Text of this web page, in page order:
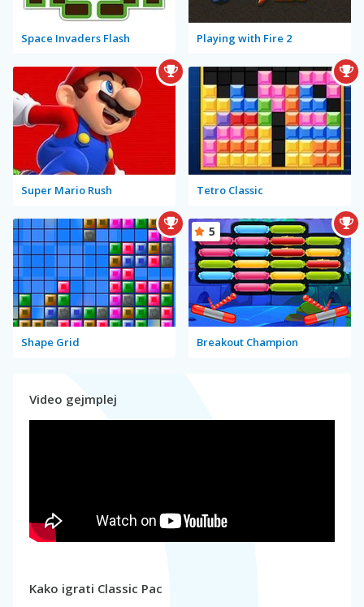
Space Invaders Flash Playing with Fire 2
Super Mario Rush Tetro Classic
Shape Grid Breakout Champion
5
Video gejmplej
Kako igrati Classic Pac